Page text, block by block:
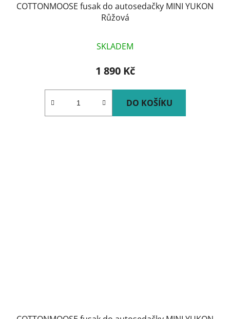
COTTONMOOSE fusak do autosedačky MINI YUKON
Růžová
SKLADEM
1 890 Kč
DO KOŠÍKU